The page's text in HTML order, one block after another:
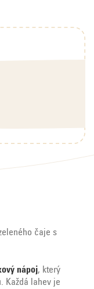
čaje s
nápoj, který
Každá lahev je